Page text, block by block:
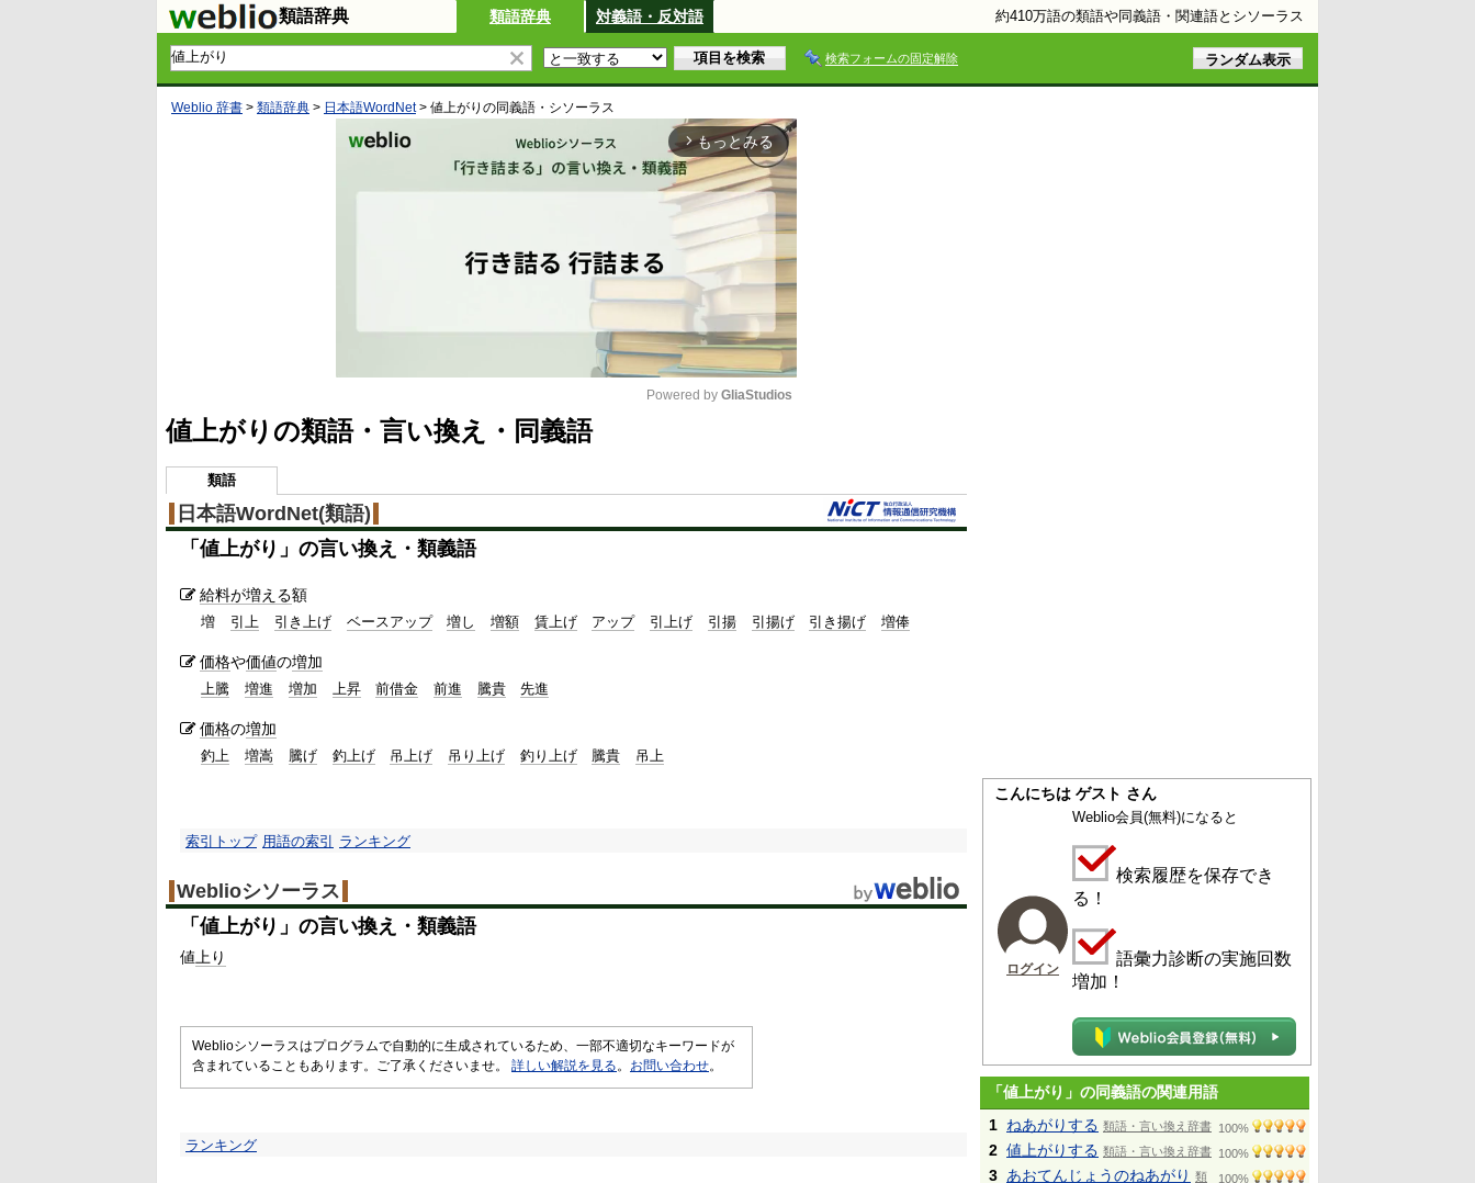
類語辞典 類語辞典 対義語・反対語 約410万語の類語や同義語・関連語とシソーラス
検索フォームの固定解除
Weblio 辞書 > 類語辞典 > 日本語WordNet> 値上がり の同義語・シソーラス
arrow_forward_ios もっとみる
Powered by GliaStudios
値上がりの類語・言い換え・同義語
類語
日本語WordNet(類語)
「 値上がり 」の言い換え・類義語
給料が増える額
増 引上 引き上げ ベースアップ 増し 増額 賃上げ アップ 引上げ 引揚 引揚げ 引き揚げ 増俸
価格や価値の増加
上騰 増進 増加 上昇 前借金 前進 騰貴 先進
価格の増加
釣上 増嵩 騰げ 釣上げ 吊上げ 吊り上げ 釣り上げ 騰貴 吊上
索引トップ 用語の索引 ランキング
Weblioシソーラス
「 値上がり 」の言い換え・類義語
値 上り
Weblioシソーラスはプログラムで自動的に生成されているため、一部不適切なキーワードが
含まれていることもあります。ご了承くださいませ。 詳しい解説を見る 。 お問い合わせ。
ランキング
こんにちは ゲスト さん
ログイン
Weblio会員(無料)になると
検索履歴を保存でき
る！
語彙力診断の実施回数
増加！
「値上がり」の同義語の関連用語
1 ねあがりする 類語・言い換え辞書 100%
2 値上がりする 類語・言い換え辞書 100%
3 あおてんじょうのねあがり 類
100%